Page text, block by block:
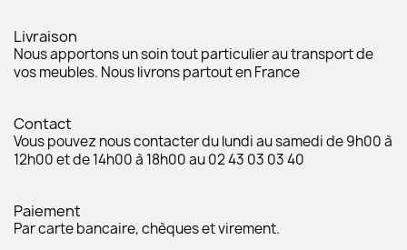
Livraison
Nous apportons un soin tout particulier au transport de
vos meubles. Nous livrons partout en France
Contact
Vous pouvez nous contacter du lundi au samedi de 9h00 à
12h00 et de 14h00 à 18h00 au 02 43 03 03 40
Paiement
Par carte bancaire, chèques et virement.